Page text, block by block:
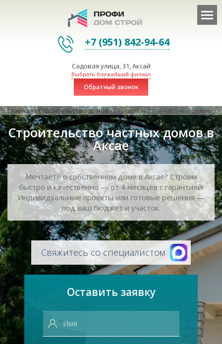
+7 (951) 842-94-64
Садовая улица, 31, Аксай
Выбрать ближайший филиал
Обратный звонок
Главная› Строительство домов›Строительство частных домов
Строительство частных домов в
Аксае
Мечтаете о собственном доме в Аксае? Строим
быстро и качественно — от 4 месяцев с гарантией!
Индивидуальные проекты или готовые решения —
под ваш бюджет и участок.
Свяжитесь со специалистом
Оставить заявку